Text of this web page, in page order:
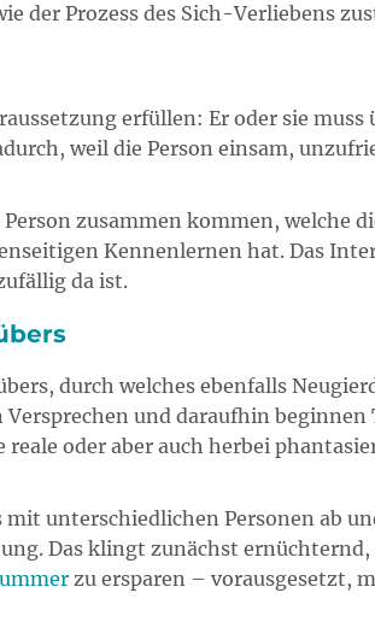
der Prozess des Sich-Verliebens
erfüllen: Er oder sie
weil die Person einsam,
zusammen kommen, welche
Kennenlernen hat. Das
da ist.
durch welches ebenfalls
und daraufhin
oder aber auch herbei
mit unterschiedlichen Personen ab
Das klingt zunächst
zu ersparen – vorausgesetzt,